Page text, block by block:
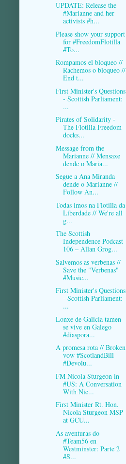
UPDATE: Release the
#Marianne and her
activists #h...
Please show your support
for #FreedomFlotilla
#To...
Rompamos el bloqueo //
Rachemos o bloqueo //
End t...
First Minister's Questions
- Scottish Parliament:
...
Pirates of Solidarity -
The Flotilla Freedom
docks...
Message from the
Marianne // Mensaxe
dende o Maria...
Segue a Ana Miranda
dende o Marianne //
Follow An...
Todas imos na Flotilla da
Liberdade // We're all
g...
The Scottish
Independence Podcast
106 – Allan Grog...
Salvemos as verbenas //
Save the "Verbenas"
#Music...
First Minister's Questions
- Scottish Parliament:
...
Lonxe de Galicia tamen
se vive en Galego
#diaspora...
A promesa rota // Broken
vow #ScotlandBill
#Devolu...
FM Nicola Sturgeon in
#US: A Conversation
With Nic...
First Minister Rt. Hon.
Nicola Sturgeon MSP
at GCU...
As aventuras do
#Team56 en
Westminster: Parte 2
#S...